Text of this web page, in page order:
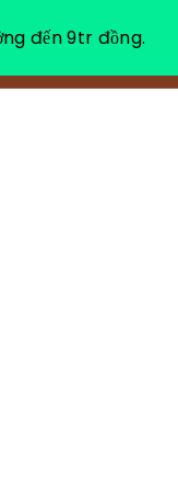
NGHỈ DƯỠNG THƯ GIÃN
đến 9tr đồng.